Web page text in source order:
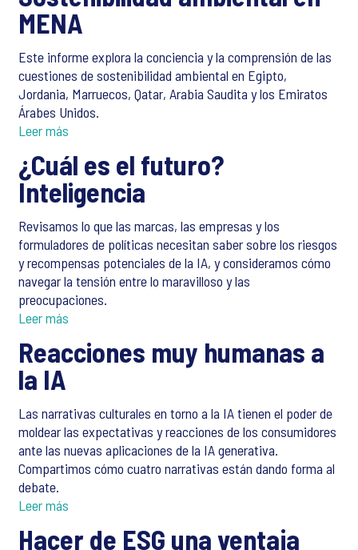
MENA
Este informe explora la conciencia y la comprensión de las
cuestiones de sostenibilidad ambiental en Egipto,
Jordania, Marruecos, Qatar, Arabia Saudita y los Emiratos
Árabes Unidos.
Leer más
¿Cuál es el futuro?
Inteligencia
Revisamos lo que las marcas, las empresas y los
formuladores de políticas necesitan saber sobre los riesgos
y recompensas potenciales de la IA, y consideramos cómo
navegar la tensión entre lo maravilloso y las
preocupaciones.
Leer más
Reacciones muy humanas a
la IA
Las narrativas culturales en torno a la IA tienen el poder de
moldear las expectativas y reacciones de los consumidores
ante las nuevas aplicaciones de la IA generativa.
Compartimos cómo cuatro narrativas están dando forma al
debate.
Leer más
Hacer de ESG una ventaja